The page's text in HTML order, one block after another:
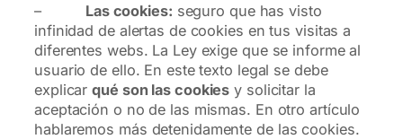
– Las cookies: seguro que has visto
infinidad de alertas de cookies en tus visitas a
diferentes webs. La Ley exige que se informe al
usuario de ello. En este texto legal se debe
explicarqué son las cookies y solicitar la
aceptación o no de las mismas. En otro artículo
hablaremos más detenidamente de las cookies.